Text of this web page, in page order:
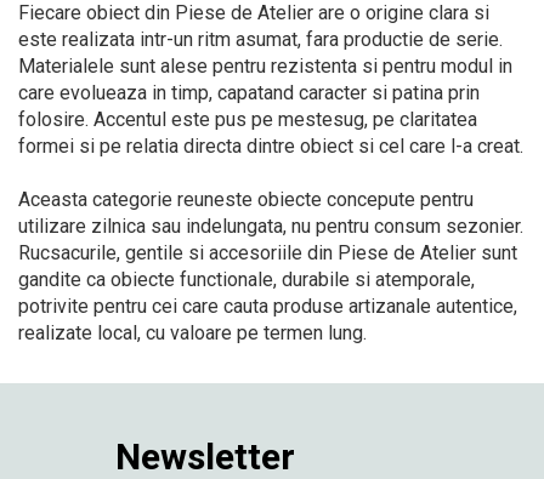
Fiecare obiect din Piese de Atelier are o origine clara si
este realizata intr-un ritm asumat, fara productie de serie.
Materialele sunt alese pentru rezistenta si pentru modul in
care evolueaza in timp, capatand caracter si patina prin
folosire. Accentul este pus pe mestesug, pe claritatea
formei si pe relatia directa dintre obiect si cel care l-a creat.
Aceasta categorie reuneste obiecte concepute pentru
utilizare zilnica sau indelungata, nu pentru consum sezonier.
Rucsacurile, gentile si accesoriile din Piese de Atelier sunt
gandite ca obiecte functionale, durabile si atemporale,
potrivite pentru cei care cauta produse artizanale autentice,
realizate local, cu valoare pe termen lung.
Newsletter